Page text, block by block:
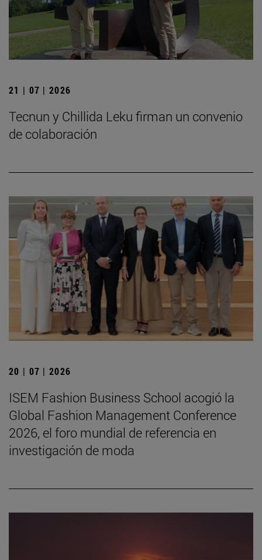
21 | 07 | 2026
Tecnun y Chillida Leku firman un convenio
de colaboración
20 | 07 | 2026
ISEM Fashion Business School acogió la
Global Fashion Management Conference
2026, el foro mundial de referencia en
investigación de moda